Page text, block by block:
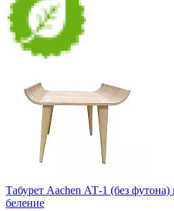
Табурет Aachen АТ-1 (без футона)
беление